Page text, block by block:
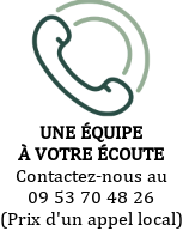
UNE ÉQUIPE
À VOTRE ÉCOUTE
Contactez-nous au
09 53 70 48 26
(Prix d'un appel local)